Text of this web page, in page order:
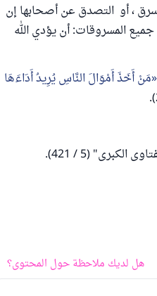
، أو التصدق عن أصحابها إن
المسروقات: أن يؤدي الله
مَنْ أَخَذَ أَمْوَالَ النَّاسِ يُرِيدُ أَدَاءَهَا
(5 / 421).
هل لديك ملاحظة حول المحتوى؟